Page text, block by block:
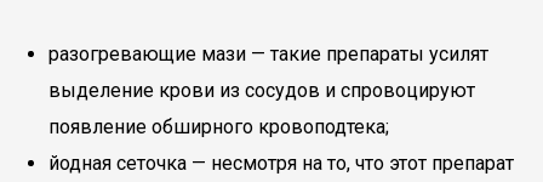
разогревающие мази — такие препараты усилят
выделение крови из сосудов и спровоцируют
появление обширного кровоподтека;
йодная сеточка — несмотря на то, что этот препарат